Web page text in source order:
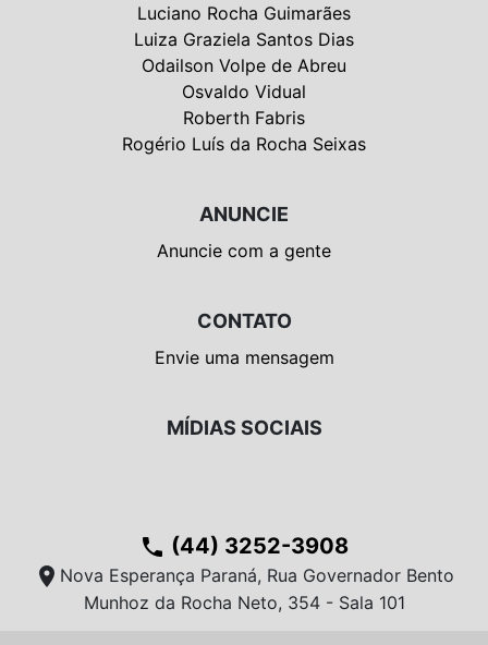
Luciano Rocha Guimarães
Luiza Graziela Santos Dias
Odailson Volpe de Abreu
Osvaldo Vidual
Roberth Fabris
Rogério Luís da Rocha Seixas
ANUNCIE
Anuncie com a gente
CONTATO
Envie uma mensagem
MÍDIAS SOCIAIS
phone (44) 3252-3908
location_on Nova Esperança Paraná, Rua Governador Bento
Munhoz da Rocha Neto, 354 - Sala 101